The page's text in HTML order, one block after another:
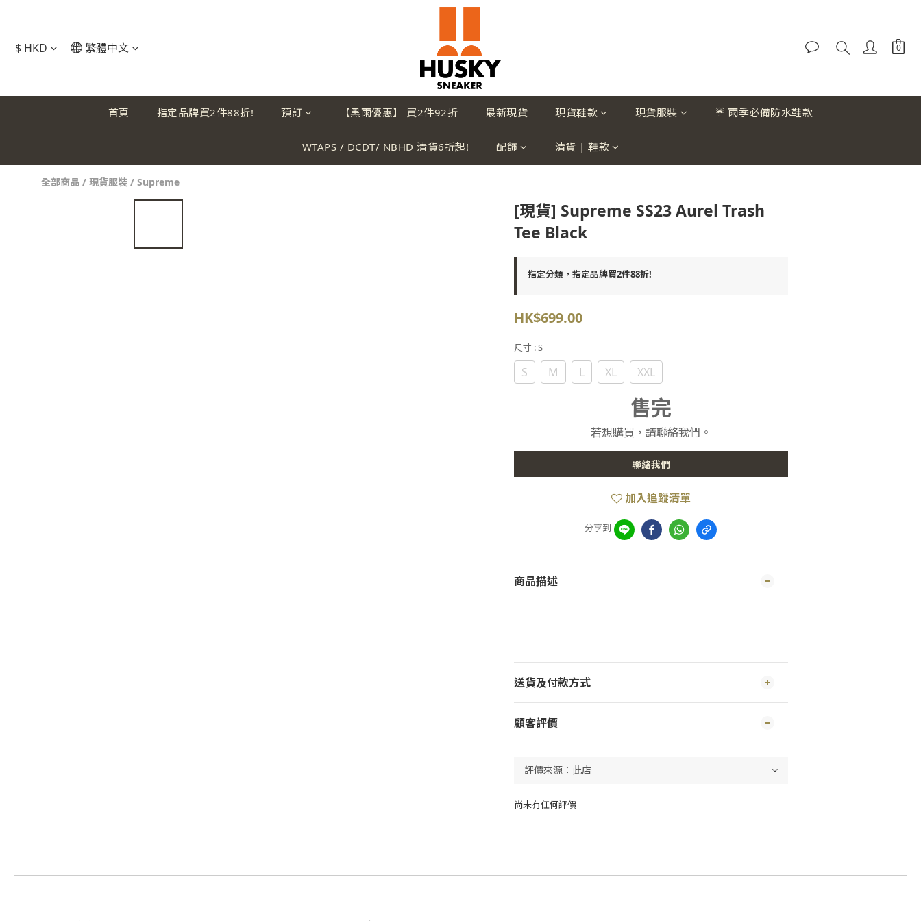
$ HKD 繁體中文
首頁 指定品牌買2件88折! 預訂 【黑雨優惠】 買2件92折 最新現貨 現貨鞋款 現貨服裝 ☔ 雨季必備防水鞋款
WTAPS / DCDT/ NBHD 清貨6折起! 配飾 清貨 | 鞋款
全部商品 / 現貨服裝 / Supreme
[現貨] Supreme SS23 Aurel Trash
Tee Black
指定分類，指定品牌買2件88折!
HK$699.00
尺寸 : S
S M L XL XXL
售完
若想購買，請聯絡我們。
聯絡我們
加入追蹤清單
分享到
商品描述
送貨及付款方式
顧客評價
尚未有任何評價